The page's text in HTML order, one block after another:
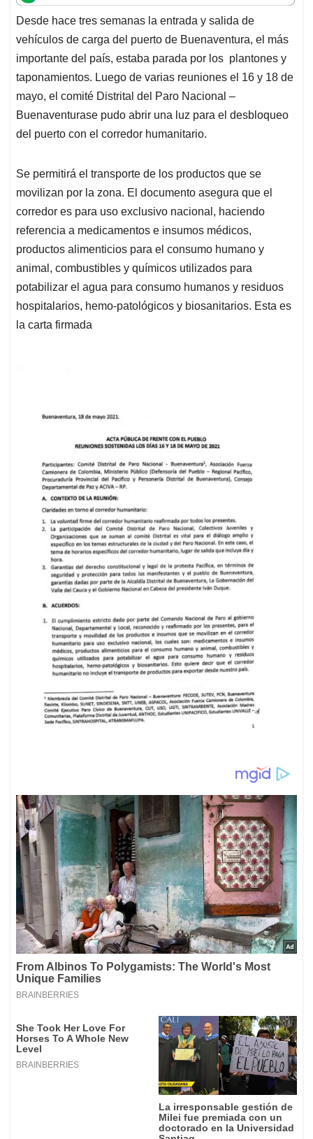
t
s
A
p
p
e
b
o
o
k
k
e
d
I
n
i
l
e
a
d
s
Desde hace tres semanas la entrada y salida de
vehículos de carga del puerto de Buenaventura, el más
importante del país, estaba parada por los plantones y
taponamientos. Luego de varias reuniones el 16 y 18 de
mayo, el comité Distrital del Paro Nacional –
Buenaventurase pudo abrir una luz para el desbloqueo
del puerto con el corredor humanitario.
Se permitirá el transporte de los productos que se
movilizan por la zona. El documento asegura que el
corredor es para uso exclusivo nacional, haciendo
referencia a medicamentos e insumos médicos,
productos alimenticios para el consumo humano y
animal, combustibles y químicos utilizados para
potabilizar el agua para consumo humanos y residuos
hospitalarios, hemo-patológicos y biosanitarios. Esta es
la carta firmada